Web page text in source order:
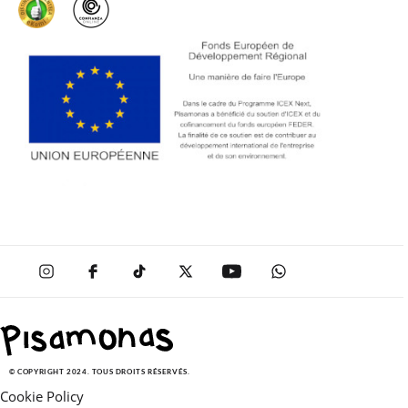
© COPYRIGHT 2024. TOUS DROITS RÉSERVÉS.
Cookie Policy